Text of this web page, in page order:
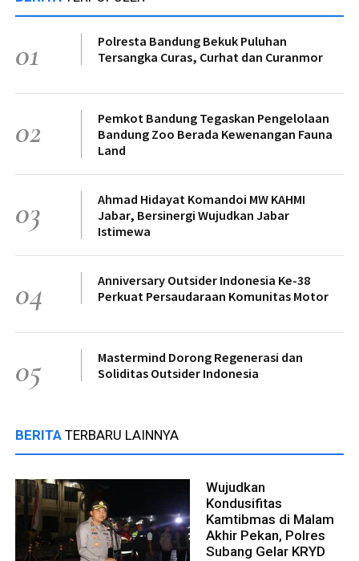
01
Polresta Bandung Bekuk Puluhan
Tersangka Curas, Curhat dan Curanmor
02
Pemkot Bandung Tegaskan Pengelolaan
Bandung Zoo Berada Kewenangan Fauna
Land
03
Ahmad Hidayat Komandoi MW KAHMI
Jabar, Bersinergi Wujudkan Jabar
Istimewa
04
Anniversary Outsider Indonesia Ke-38
Perkuat Persaudaraan Komunitas Motor
05
Mastermind Dorong Regenerasi dan
Soliditas Outsider Indonesia
BERITA TERBARU LAINNYA
Wujudkan
Kondusifitas
Kamtibmas di Malam
Akhir Pekan, Polres
Subang Gelar KRYD